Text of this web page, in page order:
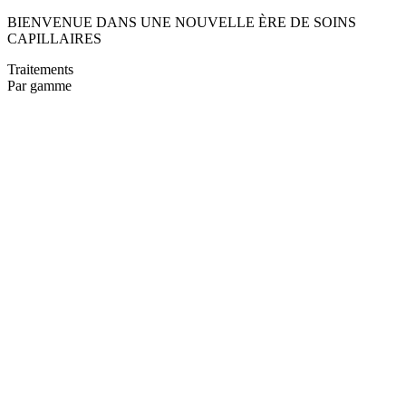
BIENVENUE DANS UNE NOUVELLE ÈRE DE SOINS
CAPILLAIRES
Traitements
Par gamme